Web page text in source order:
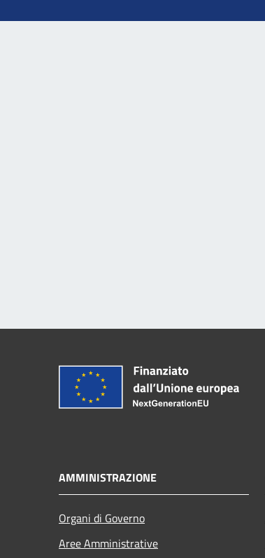
AMMINISTRAZIONE
Organi di Governo
Aree Amministrative